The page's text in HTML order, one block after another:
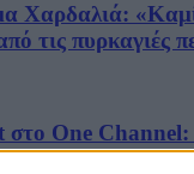
Χαρδαλιά:
τις πυρκαγιές
One Channel:
Μαρία